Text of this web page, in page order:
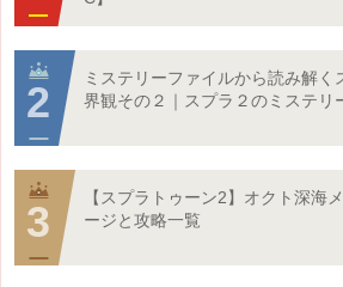
ミステリーファイルから読み解く
界観その２｜スプラ２のミステリ
【スプラトゥーン2】オクト深海
ージと攻略一覧